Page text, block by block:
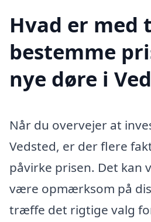
Hvad er med
bestemme
nye døre i
Når du overvejer at
Vedsted, er der flere
påvirke prisen. Det kan
være opmærksom på
træffe det rigtige valg